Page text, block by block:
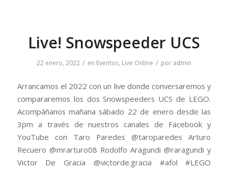
Live! Snowspeeder UCS
22 enero, 2022 / en Eventos, Live Online / por admin
Arrancamos el 2022 con un live donde conversaremos y
compararemos los dos Snowspeeders UCS de LEGO.
Acompáñanos mañana sábado 22 de enero desde las
3pm a través de nuestros canales de Facebook y
YouTube con Taro Paredes @taroparedes Arturo
Recuero @mrarturo08 Rodolfo Aragundi @raragundi y
Victor De Gracia @victorde.gracia #afol #LEGO